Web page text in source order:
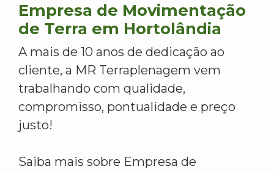
Empresa de Movimentação
de Terra em Hortolândia
A mais de 10 anos de dedicação ao
cliente, a MR Terraplenagem vem
trabalhando com qualidade,
compromisso, pontualidade e preço
justo!
Saiba mais sobre Empresa de